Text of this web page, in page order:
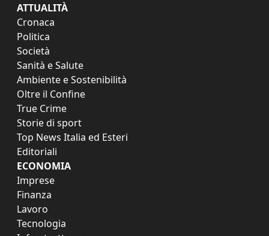
ATTUALITÀ
Cronaca
Politica
Società
Sanità e Salute
Ambiente e Sostenibilità
Oltre il Confine
True Crime
Storie di sport
Top News Italia ed Esteri
Editoriali
ECONOMIA
Imprese
Finanza
Lavoro
Tecnologia